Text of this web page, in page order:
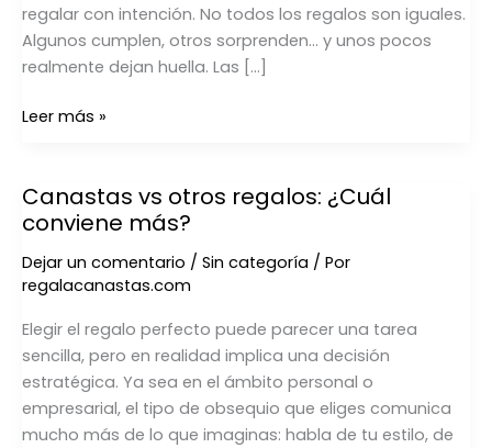
regalar con intención. No todos los regalos son iguales.
Algunos cumplen, otros sorprenden… y unos pocos
realmente dejan huella. Las […]
Leer más »
Canastas vs otros regalos: ¿Cuál
conviene más?
Dejar un comentario / Sin categoría / Por
regalacanastas.com
Elegir el regalo perfecto puede parecer una tarea
sencilla, pero en realidad implica una decisión
estratégica. Ya sea en el ámbito personal o
empresarial, el tipo de obsequio que eliges comunica
mucho más de lo que imaginas: habla de tu estilo, de
Canastas
vs
regalos:
¿Cuál
conviene
más?